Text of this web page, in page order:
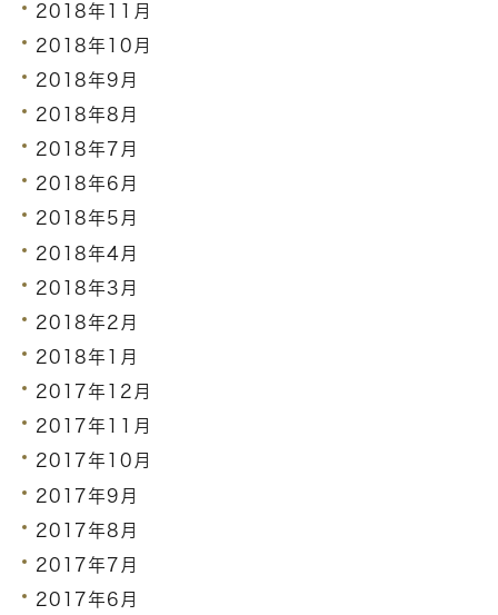
2018年11月
2018年10月
2018年9月
2018年8月
2018年7月
2018年6月
2018年5月
2018年4月
2018年3月
2018年2月
2018年1月
2017年12月
2017年11月
2017年10月
2017年9月
2017年8月
2017年7月
2017年6月